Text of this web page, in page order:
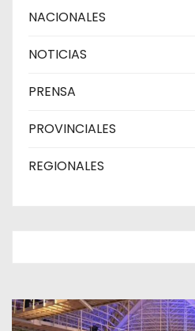
NACIONALES
NOTICIAS
PRENSA
PROVINCIALES
REGIONALES